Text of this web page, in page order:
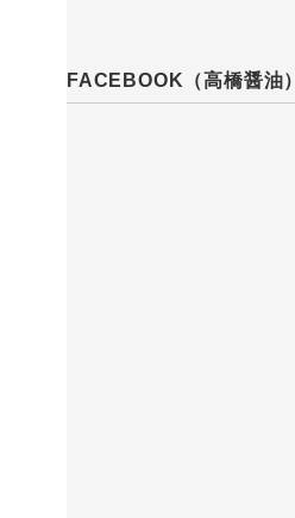
FACEBOOK（高橋醤油）